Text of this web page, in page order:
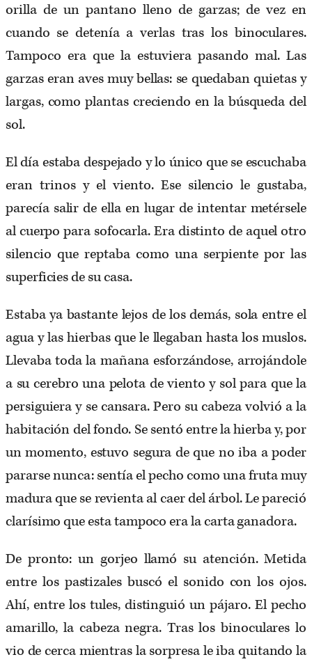
orilla de un pantano lleno de garzas; de vez en
cuando se detenía a verlas tras los binoculares.
Tampoco era que la estuviera pasando mal. Las
garzas eran aves muy bellas: se quedaban quietas y
largas, como plantas creciendo en la búsqueda del
sol.
El día estaba despejado y lo único que se escuchaba
eran trinos y el viento. Ese silencio le gustaba,
parecía salir de ella en lugar de intentar metérsele
al cuerpo para sofocarla. Era distinto de aquel otro
silencio que reptaba como una serpiente por las
superficies de su casa.
Estaba ya bastante lejos de los demás, sola entre el
agua y las hierbas que le llegaban hasta los muslos.
Llevaba toda la mañana esforzándose, arrojándole
a su cerebro una pelota de viento y sol para que la
persiguiera y se cansara. Pero su cabeza volvió a la
habitación del fondo. Se sentó entre la hierba y, por
un momento, estuvo segura de que no iba a poder
pararse nunca: sentía el pecho como una fruta muy
madura que se revienta al caer del árbol. Le pareció
clarísimo que esta tampoco era la carta ganadora.
De pronto: un gorjeo llamó su atención. Metida
entre los pastizales buscó el sonido con los ojos.
Ahí, entre los tules, distinguió un pájaro. El pecho
amarillo, la cabeza negra. Tras los binoculares lo
vio de cerca mientras la sorpresa le iba quitando la